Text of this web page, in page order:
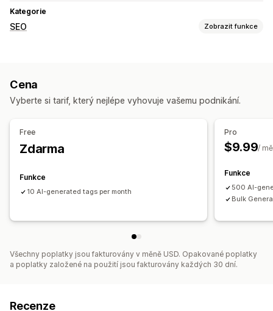
Kategorie
SEO Zobrazit funkce
Cena
Vyberte si tarif, který nejlépe vyhovuje vašemu podnikání.
Free
Zdarma
Funkce
10 AI-generated tags per month
Pro
$9.99/
Funkce
500 AI-
Bulk
Všechny poplatky jsou fakturovány v měně USD. Opakované poplatky
a poplatky založené na použití jsou fakturovány každých 30 dní.
Recenze